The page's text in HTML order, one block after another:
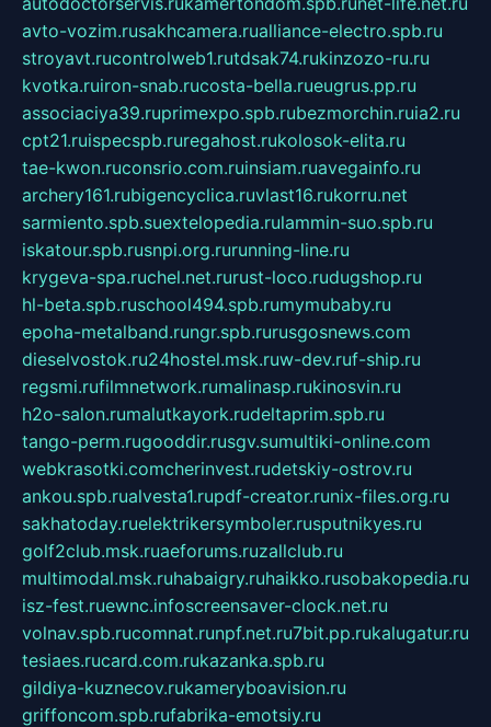
avto-vozim.rusakhcamera.rualliance-electro.spb.ru
stroyavt.rucontrolweb1.rutdsak74.rukinzozo-ru.ru
kvotka.ruiron-snab.rucosta-bella.rueugrus.pp.ru
associaciya39.ruprimexpo.spb.rubezmorchin.ruia2.ru
cpt21.ruispecspb.ruregahost.rukolosok-elita.ru
tae-kwon.ruconsrio.com.ruinsiam.ruavegainfo.ru
archery161.rubigencyclica.ruvlast16.rukorru.net
sarmiento.spb.suextelopedia.rulammin-suo.spb.ru
iskatour.spb.rusnpi.org.rurunning-line.ru
krygeva-spa.ruchel.net.rurust-loco.rudugshop.ru
hl-beta.spb.ruschool494.spb.rumymubaby.ru
epoha-metalband.rungr.spb.rurusgosnews.com
dieselvostok.ru24hostel.msk.ruw-dev.ruf-ship.ru
regsmi.rufilmnetwork.rumalinasp.rukinosvin.ru
h2o-salon.rumalutkayork.rudeltaprim.spb.ru
tango-perm.rugooddir.rusgv.sumultiki-online.com
webkrasotki.comcherinvest.rudetskiy-ostrov.ru
ankou.spb.rualvesta1.rupdf-creator.runix-files.org.ru
sakhatoday.ruelektrikersymboler.rusputnikyes.ru
golf2club.msk.ruaeforums.ruzallclub.ru
multimodal.msk.ruhabaigry.ruhaikko.rusobakopedia.ru
isz-fest.ruewnc.infoscreensaver-clock.net.ru
volnav.spb.rucomnat.runpf.net.ru7bit.pp.rukalugatur.ru
tesiaes.rucard.com.rukazanka.spb.ru
gildiya-kuznecov.rukameryboavision.ru
griffoncom.spb.rufabrika-emotsiy.ru